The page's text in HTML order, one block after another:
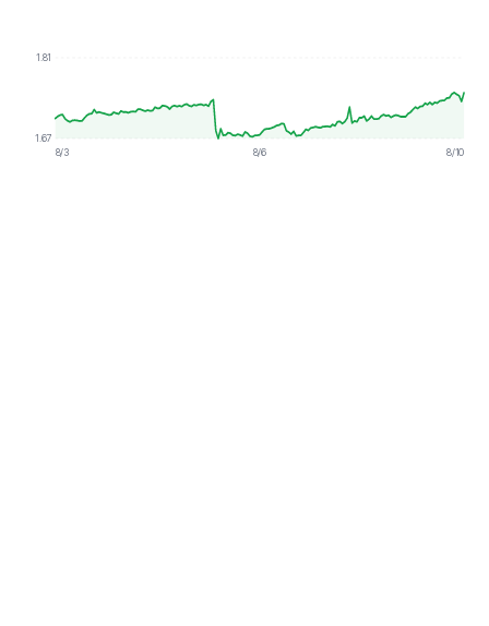
1.81
1.67
8/3
8/6 8/10